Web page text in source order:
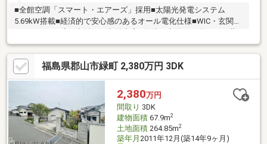
■全館空調「スマート・エアーズ」採用■太陽光発電システム
5.69kW搭載■経済的で安心感のあるオール電化仕様■WIC・玄関ク
ローゼット・床下収納など収納充実■各階に水回りを備え、二世
帯居住にも対応■ステンレス製物干しポール付きの家事室■個室が
充実し、リモートワークにも活用可能■開口部に雨戸を設置し、
防犯・荒天対策にも配慮■約99坪の広い敷地■駐車6台可能（車種
による）■2台用カーポートを北側・南側2か所設置済み■イナバ製
バイク保管庫・物置付き■トヨタホームの「60年長期保証」継承
福島県郡山市緑町 2,380万円 3DK
2,380万円
間取り 3DK
建物面積67.9m2
土地面積264.85m2
築年月 2011年12月(築14年9ヶ月)